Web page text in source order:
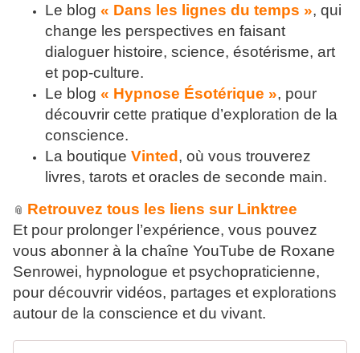
Le blog « Dans les lignes du temps », qui
change les perspectives en faisant
dialoguer histoire, science, ésotérisme, art
et pop-culture.
Le blog « Hypnose Ésotérique », pour
découvrir cette pratique d’exploration de la
conscience.
La boutique Vinted , où vous trouverez
livres, tarots et oracles de seconde main.
📎 Retrouvez tous les liens sur Linktree
Et pour prolonger l’expérience, vous pouvez
vous abonner à la chaîne YouTube de Roxane
Senrowei, hypnologue et psychopraticienne,
pour découvrir vidéos, partages et explorations
autour de la conscience et du vivant.